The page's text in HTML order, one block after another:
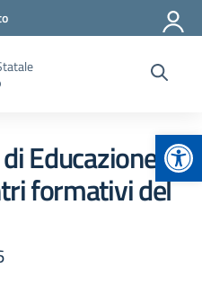
Educazione
formativi del